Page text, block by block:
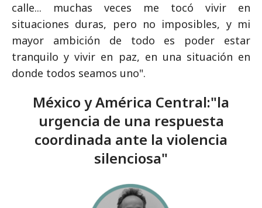
calle... muchas veces me tocó vivir en
situaciones duras, pero no imposibles, y mi
mayor ambición de todo es poder estar
tranquilo y vivir en paz, en una situación en
donde todos seamos uno".
México y América Central:"la
urgencia de una respuesta
coordinada ante la violencia
silenciosa"